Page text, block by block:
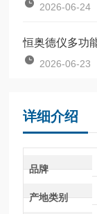
2026-06-24
2026-06-23
详细介绍
品牌
产地类别